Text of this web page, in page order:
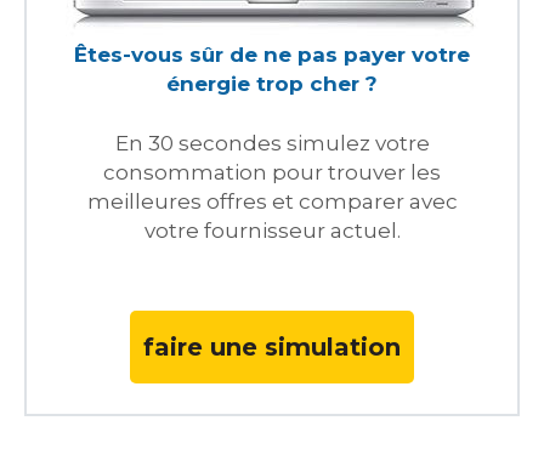
Êtes-vous sûr de ne pas payer votre
énergie trop cher ?
En 30 secondes simulez votre
consommation pour trouver les
meilleures offres et comparer avec
votre fournisseur actuel.
faire une simulation